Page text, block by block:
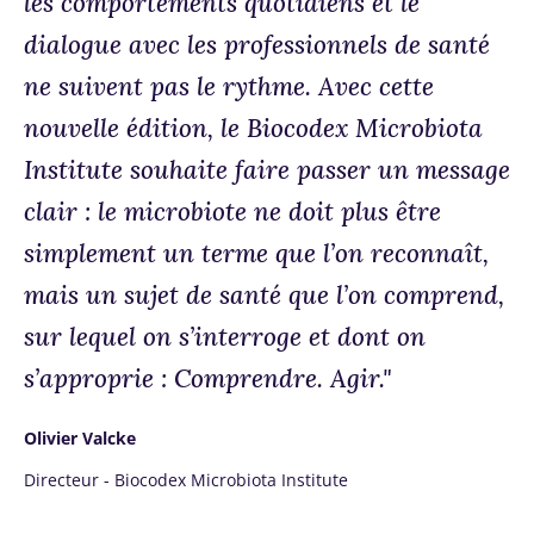
dialogue avec les professionnels de santé
ne suivent pas le rythme. Avec cette
nouvelle édition, le Biocodex Microbiota
Institute souhaite faire passer un message
clair : le microbiote ne doit plus être
simplement un terme que l’on reconnaît,
mais un sujet de santé que l’on comprend,
sur lequel on s’interroge et dont on
s’approprie : Comprendre. Agir."
Olivier Valcke
Directeur - Biocodex Microbiota Institute